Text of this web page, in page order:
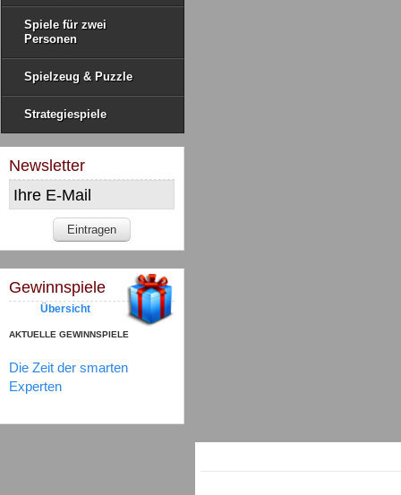
Spiele für zwei
Personen
Spielzeug & Puzzle
Strategiespiele
Newsletter
Gewinnspiele
Übersicht
AKTUELLE GEWINNSPIELE
Die Zeit der smarten
Experten